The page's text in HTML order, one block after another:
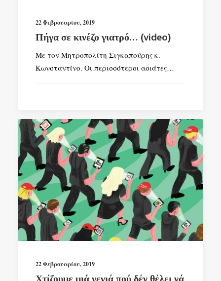
22 Φεβρουαρίου, 2019
Πήγα σε κινέζο γιατρό… (video)
Με τον Μητροπολίτη Σιγκαπούρης κ.
Κωνσταντίνο. Οι περισσότεροι ασιάτες…
22 Φεβρουαρίου, 2019